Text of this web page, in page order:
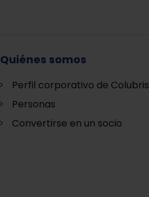
Quiénes somos
Perfil corporativo de Colubris
Personas
Convertirse en un socio